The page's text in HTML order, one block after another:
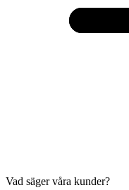
Vad säger våra kunder?